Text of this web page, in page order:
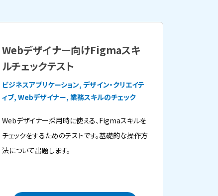
Webデザイナー向けFigmaスキ
ルチェックテスト
ビジネスアプリケーション, デザイン・クリエイテ
ィブ, Webデザイナー, 業務スキルのチェック
Webデザイナー採用時に使える、Figmaスキルを
チェックをするためのテストです。基礎的な操作方
法について出題します。